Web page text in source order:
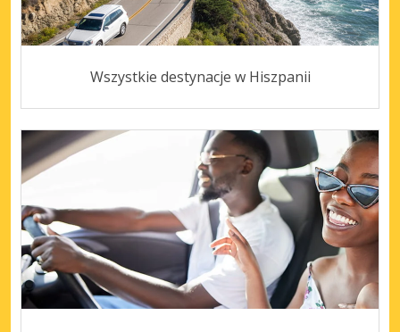
Wszystkie destynacje w Hiszpanii